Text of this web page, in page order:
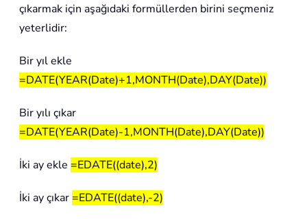
çıkarmak için aşağıdaki formüllerden birini seçmeniz
yeterlidir:
Bir yıl ekle
=DATE(YEAR(Date)+1,MONTH(Date),DAY(Date))
Bir yılı çıkar
=DATE(YEAR(Date)-1,MONTH(Date),DAY(Date))
İki ay ekle =EDATE((date),2)
İki ay çıkar =EDATE((date),-2)